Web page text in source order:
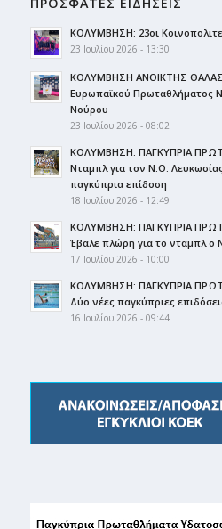
ΚΟΛΥΜΒΗΣΗ: 23οι
23 Ιουλίου 2026 - 13:30
ΚΟΛΥΜΒΗΣΗ ΑΝΟΙΚΤΗΣ
Ευρωπαϊκού Πρωταθλήματος
Νούρου
23 Ιουλίου 2026 - 08:02
ΚΟΛΥΜΒΗΣΗ: ΠΑΓΚΥΠΡΙΑ
Νταμπλ για τον Ν.Ο.
παγκύπρια επίδοση
18 Ιουλίου 2026 - 12:49
ΚΟΛΥΜΒΗΣΗ: ΠΑΓΚΥΠΡΙΑ
Έβαλε πλώρη για το νταμπλ ο
17 Ιουλίου 2026 - 10:00
ΚΟΛΥΜΒΗΣΗ: ΠΑΓΚΥΠΡΙΑ
Δύο νέες παγκύπριες
16 Ιουλίου 2026 - 09:44